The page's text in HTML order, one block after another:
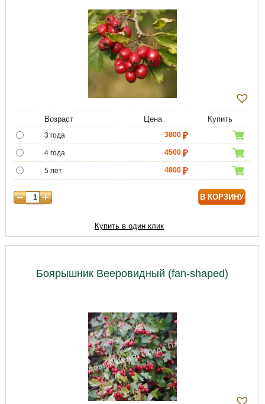
Возраст Цена Купить
3 года 3800
4 года 4500
5 лет 4800
7 лет
12000
В КОРЗИНУ
Купить в один клик
Боярышник Вееровидный (fan-shaped)